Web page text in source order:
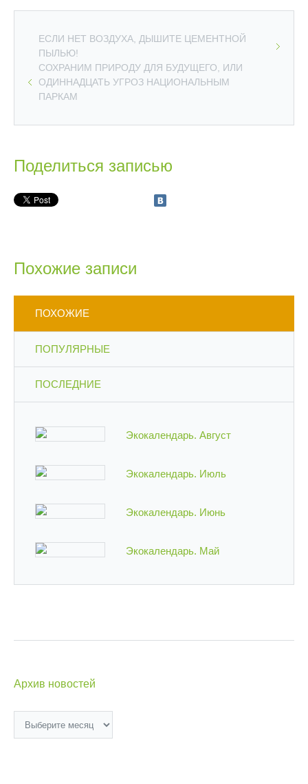
ЕСЛИ НЕТ ВОЗДУХА, ДЫШИТЕ ЦЕМЕНТНОЙ
ПЫЛЬЮ!
СОХРАНИМ ПРИРОДУ ДЛЯ БУДУЩЕГО, ИЛИ
ОДИННАДЦАТЬ УГРОЗ НАЦИОНАЛЬНЫМ
ПАРКАМ
Поделиться записью
Похожие записи
ПОХОЖИЕ
ПОПУЛЯРНЫЕ
ПОСЛЕДНИЕ
Экокалендарь. Август
Экокалендарь. Июль
Экокалендарь. Июнь
Экокалендарь. Май
Архив новостей
новостей